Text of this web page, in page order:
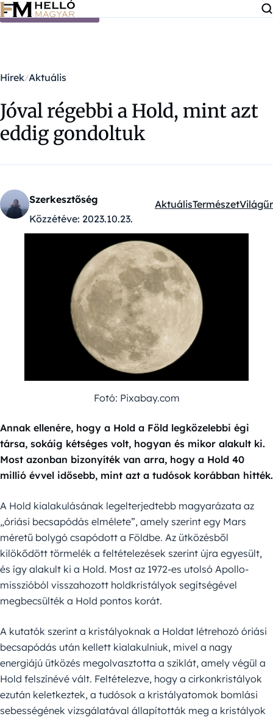
Ugrás a tartalomra
Hírek Aktuális
Jóval régebbi a Hold, mint azt
eddig gondoltuk
Szerkesztőség
Közzétéve: 2023.10.23.
Kategóriák:
AktuálisTermészetVilágűr
Fotó: Pixabay.com
Annak ellenére, hogy a Hold a Föld legközelebbi égi
társa, sokáig kétséges volt, hogyan és mikor alakult ki.
Most azonban bizonyíték van arra, hogy a Hold 40
millió évvel idősebb, mint azt a tudósok korábban hitték.
A Hold kialakulásának legelterjedtebb magyarázata az
„óriási becsapódás elmélete”, amely szerint egy Mars
méretű bolygó csapódott a Földbe. Az ütközésből
kilökődött törmelék a feltételezések szerint újra egyesült,
és így alakult ki a Hold. Most az 1972-es utolsó Apollo-
misszióból visszahozott holdkristályok segítségével
megbecsülték a Hold pontos korát.
A kutatók szerint a kristályoknak a Holdat létrehozó óriási
becsapódás után kellett kialakulniuk, mivel a nagy
energiájú ütközés megolvasztotta a sziklát, amely végül a
Hold felszínévé vált. Feltételezve, hogy a cirkonkristályok
ezután keletkeztek, a tudósok a kristályatomok bomlási
sebességének vizsgálatával állapították meg a kristályok